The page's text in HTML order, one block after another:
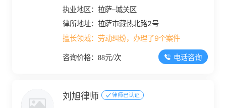
执业地区：拉萨–城关区
律所地址：拉萨市藏热北路2号
擅长领域：劳动纠纷，办理了9个案件
咨询价格：88元/次 电话咨询
刘旭律师 律师已认证